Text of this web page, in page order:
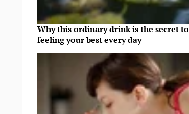
Why this ordinary drink is the secret to
feeling your best every day